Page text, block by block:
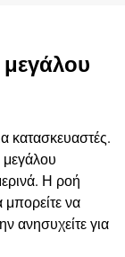
μεγάλου
κατασκευαστές.
μεγάλου
Η ροή
μπορείτε να
ανησυχείτε για